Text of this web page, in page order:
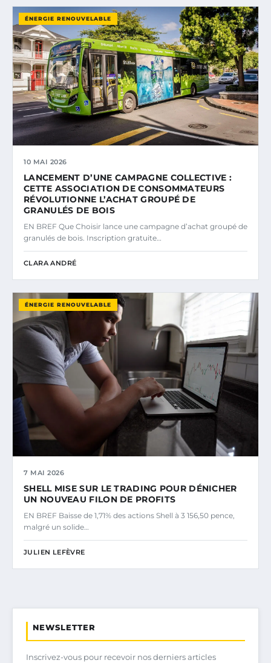
ÉNERGIE RENOUVELABLE
10 MAI 2026
LANCEMENT D’UNE CAMPAGNE COLLECTIVE :
CETTE ASSOCIATION DE CONSOMMATEURS
RÉVOLUTIONNE L’ACHAT GROUPÉ DE
GRANULÉS DE BOIS
EN BREF Que Choisir lance une campagne d’achat groupé de
granulés de bois. Inscription gratuite…
CLARA ANDRÉ
ÉNERGIE RENOUVELABLE
7 MAI 2026
SHELL MISE SUR LE TRADING POUR DÉNICHER
UN NOUVEAU FILON DE PROFITS
EN BREF Baisse de 1,71% des actions Shell à 3 156,50 pence,
malgré un solide…
JULIEN LEFÈVRE
NEWSLETTER
Inscrivez-vous pour recevoir nos derniers articles